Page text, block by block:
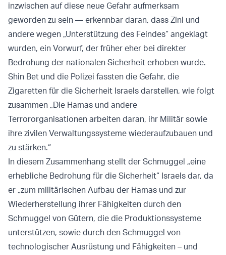
inzwischen auf diese neue Gefahr aufmerksam
geworden zu sein — erkennbar daran, dass Zini und
andere wegen „Unterstützung des Feindes“ angeklagt
wurden, ein Vorwurf, der früher eher bei direkter
Bedrohung der nationalen Sicherheit erhoben wurde.
Shin Bet und die Polizei fassten die Gefahr, die
Zigaretten für die Sicherheit Israels darstellen, wie folgt
zusammen „Die Hamas und andere
Terrororganisationen arbeiten daran, ihr Militär sowie
ihre zivilen Verwaltungssysteme wiederaufzubauen und
zu stärken.“
In diesem Zusammenhang stellt der Schmuggel „eine
erhebliche Bedrohung für die Sicherheit“ Israels dar, da
er „zum militärischen Aufbau der Hamas und zur
Wiederherstellung ihrer Fähigkeiten durch den
Schmuggel von Gütern, die die Produktionssysteme
unterstützen, sowie durch den Schmuggel von
technologischer Ausrüstung und Fähigkeiten – und